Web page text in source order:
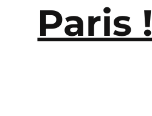
Paris !